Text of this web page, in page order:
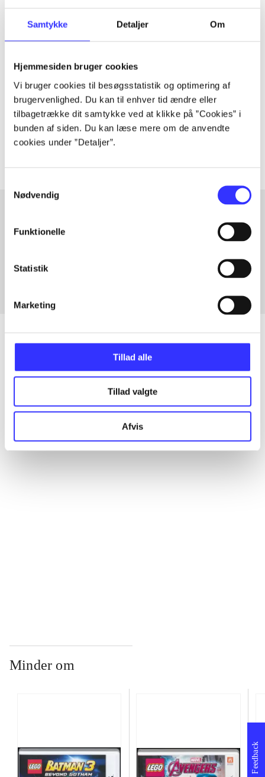
Samtykke Detaljer Om
Hjemmesiden bruger cookies
Vi bruger cookies til besøgsstatistik og optimering af
brugervenlighed. Du kan til enhver tid ændre eller
tilbagetrække dit samtykke ved at klikke på ”Cookies” i
bunden af siden. Du kan læse mere om de anvendte
cookies under ”Detaljer”.
Nødvendig
Funktionelle
Statistik
Marketing
Tillad alle
Tillad valgte
Afvis
Artiklen er en del af
lorem ipsum dolor sit amet ...
Tidsskrift
Artiklerne i handler ofte om
Artikler med samme emner
Artikler
Alle registrerede artikler fordelt på udgivelser
Minder om
Feedback